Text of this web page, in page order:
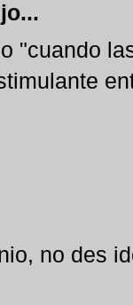
"cuando
no des